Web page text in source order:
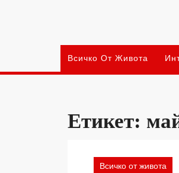
Всичко От Живота
Етикет:
Всичко от живота